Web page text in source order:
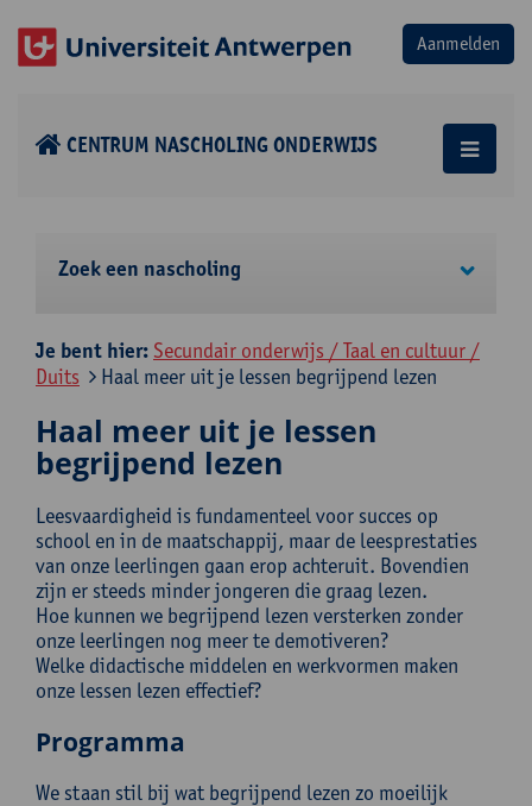
CENTRUM NASCHOLING ONDERWIJS
Zoek een nascholing
Je bent hier: Secundair onderwijs / Taal en cultuur /
Duits
Haal meer uit je lessen begrijpend lezen
Haal meer uit je lessen
begrijpend lezen
Leesvaardigheid is fundamenteel voor succes op
school en in de maatschappij, maar de leesprestaties
van onze leerlingen gaan erop achteruit. Bovendien
zijn er steeds minder jongeren die graag lezen.
Hoe kunnen we begrijpend lezen versterken zonder
onze leerlingen nog meer te demotiveren?
Welke didactische middelen en werkvormen maken
onze lessen lezen effectief?
Programma
We staan stil bij wat begrijpend lezen zo moeilijk